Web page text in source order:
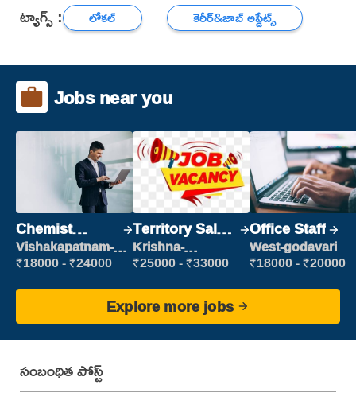
ట్యాగ్స్ : లోకల్ కెరీర్‌&జాబ్ అప్డేట్స్
Jobs near you
Chemist
Production
Executive
Vishakapatnam-
new
₹18000 - ₹24000
Territory Sales
Manager
Krishna-
vijayawada
₹25000 - ₹33000
Office Staff
West-godavari
₹18000 - ₹20000
Explore more jobs
సంబంధిత పోస్ట్